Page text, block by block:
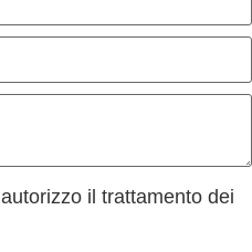
autorizzo il trattamento dei